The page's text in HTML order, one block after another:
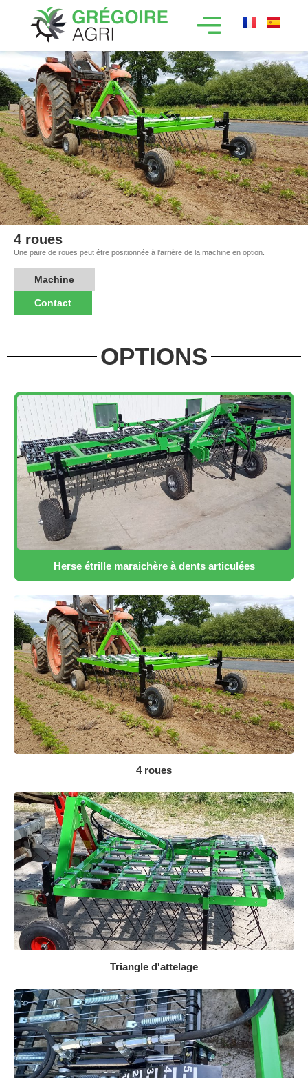
4 roues
Une paire de roues peut être positionnée à l’arrière de la machine en option.
Machine
Contact
OPTIONS
Herse étrille maraichère à dents articulées
4 roues
Triangle d'attelage